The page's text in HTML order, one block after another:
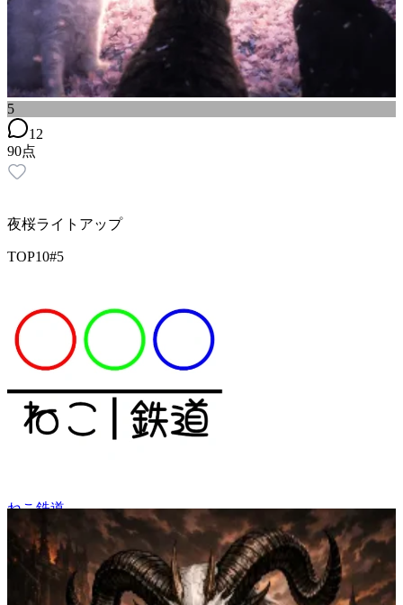
5
12
90点
夜桜ライトアップ
TOP10#5
ねこ鉄道
41